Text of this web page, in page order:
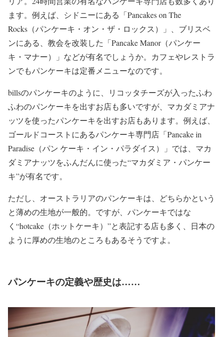
ます。例えば、シドニーにある「Pancakes on The
Rocks（パンケーキ・オン・ザ・ロックス）」、ブリスベ
ンにある、教会を改装した「Pancake Manor（パンケー
キ・マナー）」などが有名でしょうか。カフェやレストラ
ンでもパンケーキは定番メニューなのです。
billsのパンケーキのように、リコッタチーズが入ったふわ
ふわのパンケーキを出すお店も多いですが、マカダミアナ
ッツを使ったパンケーキを出すお店もあります。例えば、
ゴールドコーストにあるパンケーキ専門店「Pancake in
Paradise（パン ケーキ・イン・パラダイス）」では、マカ
ダミアナッツをふんだんに使った“マカダミア・パンケー
キ”が有名です。
ただし、オーストラリアのパンケーキは、どちらかという
と薄めの生地が一般的。ですが、パンケーキではな
く“hotcake（ホットケーキ）”と表記する店も多く、日本の
ように厚めの生地のところもあるそうですよ。
パンケーキの定義や歴史は……